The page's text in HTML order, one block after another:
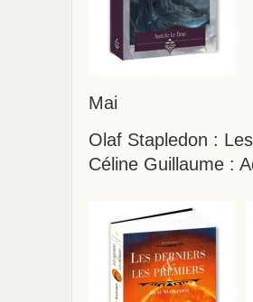
Mai
Olaf Stapledon :
Céline Guillaume :